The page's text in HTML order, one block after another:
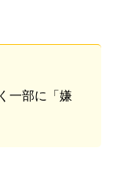
一部に「嫌